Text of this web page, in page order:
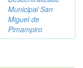
Municipal San
Miguel de
Pimampiro